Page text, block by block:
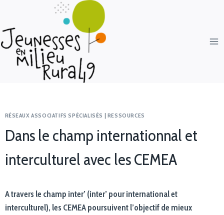
RÉSEAUX ASSOCIATIFS SPÉCIALISÉS | RESSOURCES
Dans le champ internationnal et
interculturel avec les CEMEA
A travers le champ inter’ (inter’ pour international et
interculturel), les CEMEA poursuivent l’objectif de mieux